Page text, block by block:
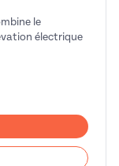
le
électrique